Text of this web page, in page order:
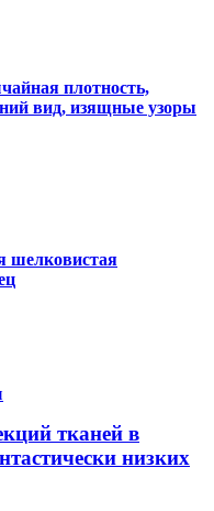
плотность,
вид, изящные узоры
шелковистая
тканей в
низких